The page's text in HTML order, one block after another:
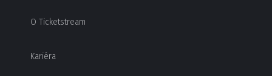
O Ticketstream
Kariéra